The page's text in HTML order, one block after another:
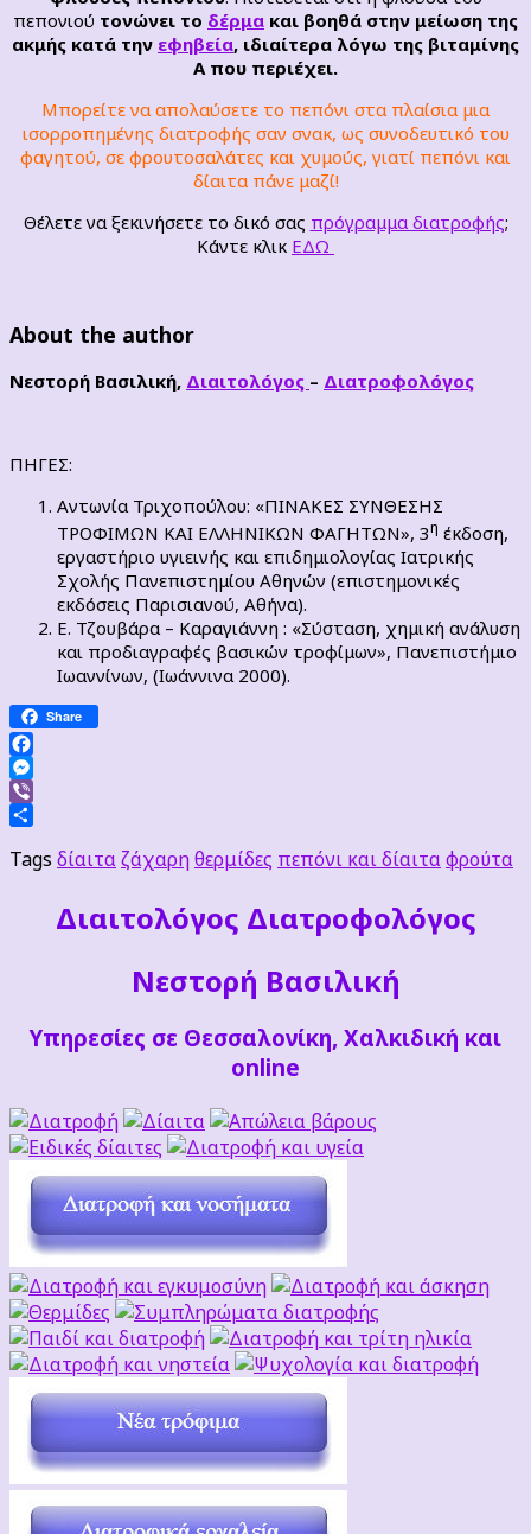
πεπονιού τονώνει το δέρμα και βοηθά στην μείωση της
ακμής κατά την εφηβεία, ιδιαίτερα λόγω της βιταμίνης
Α που περιέχει.
Μπορείτε να απολαύσετε το πεπόνι στα πλαίσια μια
ισορροπημένης διατροφής σαν σνακ, ως συνοδευτικό του
φαγητού, σε φρουτοσαλάτες και χυμούς, γιατί πεπόνι και
δίαιτα πάνε μαζί!
Θέλετε να ξεκινήσετε το δικό σας πρόγραμμα διατροφής;
Κάντε κλικ ΕΔΩ
About the author
Νεστορή Βασιλική, Διαιτολόγος – Διατροφολόγος
ΠΗΓΕΣ:
Αντωνία Τριχοπούλου: «ΠΙΝΑΚΕΣ ΣΥΝΘΕΣΗΣ
ΤΡΟΦΙΜΩΝ ΚΑΙ ΕΛΛΗΝΙΚΩΝ ΦΑΓΗΤΩΝ», 3η έκδοση,
εργαστήριο υγιεινής και επιδημιολογίας Ιατρικής
Σχολής Πανεπιστημίου Αθηνών (επιστημονικές
εκδόσεις Παρισιανού, Αθήνα).
Ε. Τζουβάρα – Καραγιάννη : «Σύσταση, χημική ανάλυση
και προδιαγραφές βασικών τροφίμων», Πανεπιστήμιο
Ιωαννίνων, (Ιωάννινα 2000).
Share
Facebook
Messenger
Viber
Tags δίαιταζάχαρηθερμίδες πεπόνι και δίαιταφρούτα
Διαιτoλόγος Διατροφολόγος
Νεστορή Βασιλική
Υπηρεσίες σε Θεσσαλονίκη, Χαλκιδική και
online